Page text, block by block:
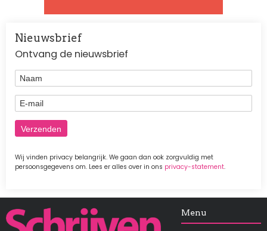
Nieuwsbrief
Ontvang de nieuwsbrief
Naam
E-mail
Wij vinden privacy belangrijk. We gaan dan ook zorgvuldig met
persoonsgegevens om. Lees er alles over in ons privacy-statement.
Afbeelding Menu